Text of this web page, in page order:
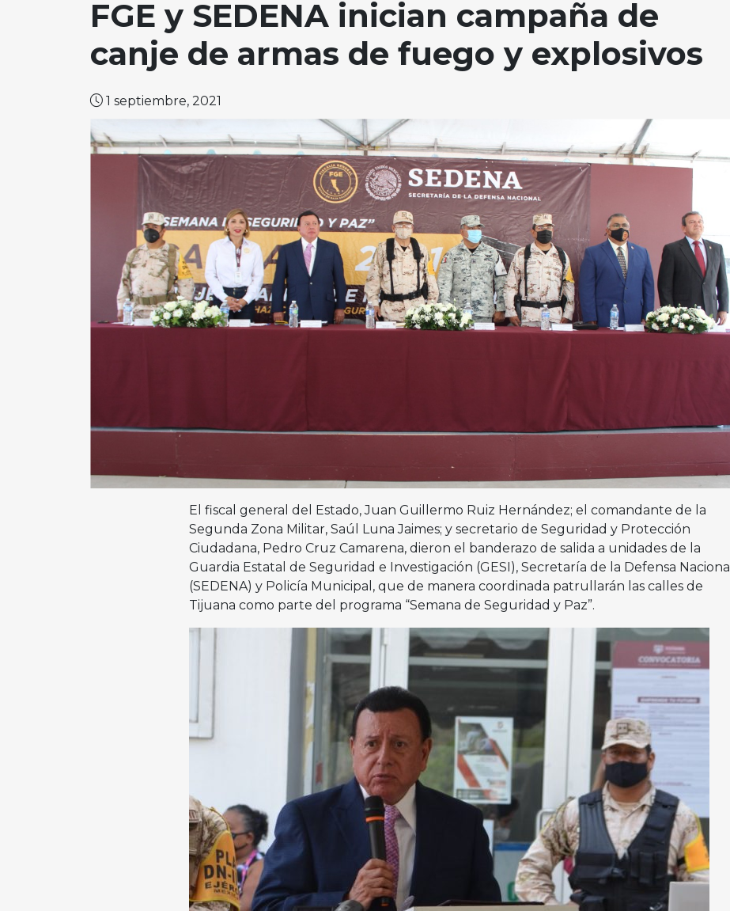
FGE y SEDENA inician campaña de
canje de armas de fuego y explosivos
1 septiembre, 2021
El fiscal general del Estado, Juan Guillermo Ruiz Hernández; el comandante de la
Segunda Zona Militar, Saúl Luna Jaimes; y secretario de Seguridad y Protección
Ciudadana, Pedro Cruz Camarena, dieron el banderazo de salida a unidades de la
Guardia Estatal de Seguridad e Investigación (GESI), Secretaría de la Defensa Nacional
(SEDENA) y Policía Municipal, que de manera coordinada patrullarán las calles de
Tijuana como parte del programa “Semana de Seguridad y Paz”.